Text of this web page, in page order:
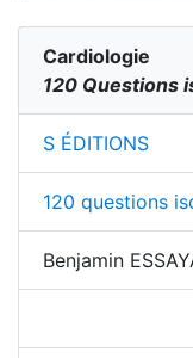
Cardiologie
120 Questions
S ÉDITIONS
120 questions
Benjamin